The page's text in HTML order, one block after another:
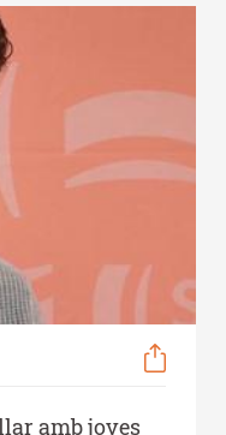
amb joves